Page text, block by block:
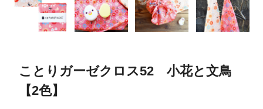
ことりガーゼクロス52 小花と文鳥
【2色】